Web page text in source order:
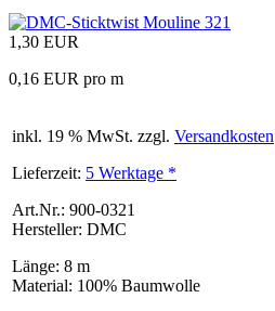
1,30 EUR
0,16 EUR pro m
inkl. 19 % MwSt. zzgl. Versandkosten
Lieferzeit: 5 Werktage *
Art.Nr.: 900-0321
Hersteller: DMC
Länge: 8 m
Material: 100% Baumwolle